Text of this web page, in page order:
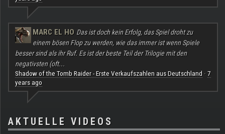
MARC EL HO Das ist doch kein Erfolg, das Spiel droht zu
einem bösen Flop zu werden, wie das immer ist wenn Spiele
besser sind als ihr Ruf. Es ist der beste Teil der Trilogie mit den
negativsten (oft...
Shadow of the Tomb Raider - Erste Verkaufszahlen aus Deutschland · 7
years ago
AKTUELLE VIDEOS